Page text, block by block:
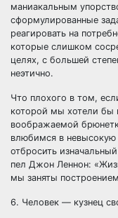
маниакальным
сформулированные
реагировать на
которые слишком
целях, с большей
неэтично.
Что плохого в том,
которой мы хотели бы
воображаемой
влюбимся в
отбросить
пел Джон Леннон:
мы заняты
6. Человек — кузнец